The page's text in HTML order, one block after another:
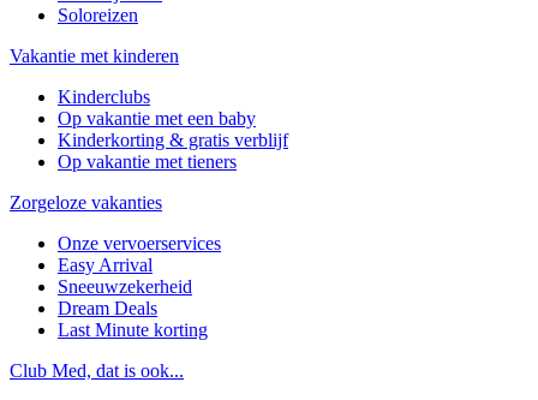
Soloreizen
Vakantie met kinderen
Kinderclubs
Op vakantie met een baby
Kinderkorting & gratis verblijf
Op vakantie met tieners
Zorgeloze vakanties
Onze vervoerservices
Easy Arrival
Sneeuwzekerheid
Dream Deals
Last Minute korting
Club Med, dat is ook...